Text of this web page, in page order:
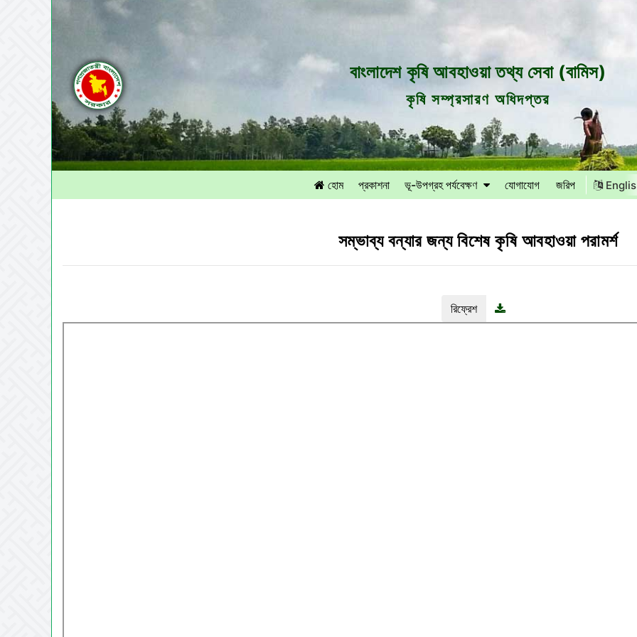
বাংলাদেশ কৃষি আবহাওয়া তথ্য সেবা (বামিস)
কৃষি সম্প্রসারণ অধিদপ্তর
হোম প্রকাশনা ভূ-উপগ্রহ পর্যবেক্ষণ যোগাযোগ জরিপ
সম্ভাব্য বন্যার জন্য বিশেষ কৃষি আবহাওয়া পরামর্শ
রিফ্রেশ